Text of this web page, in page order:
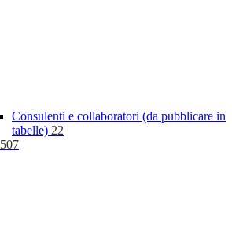
Consulenti e collaboratori (da pubblicare in
tabelle) 22
507